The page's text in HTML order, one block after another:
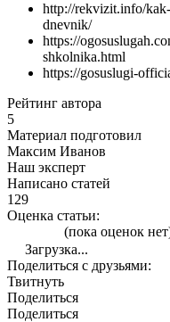
http://rekvizit.info/
dnevnik/
https://
shkolnika.html
https://gosuslugi-
Рейтинг автора
5
Материал подготовил
Максим Иванов
Наш эксперт
Написано статей
129
Оценка статьи:
(пока оценок
Загрузка...
Поделиться с друзьями:
Твитнуть
Поделиться
Поделиться